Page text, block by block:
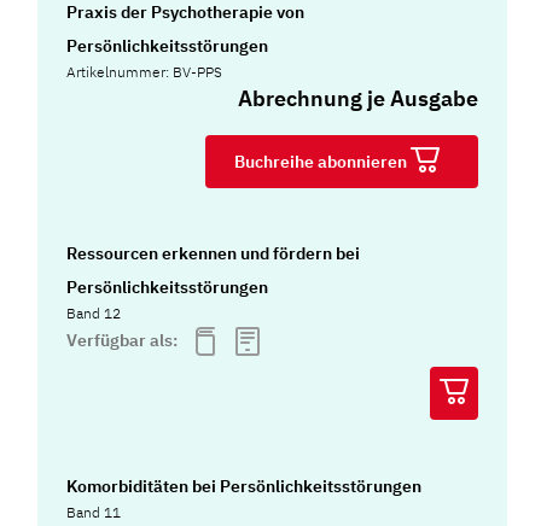
Praxis der Psychotherapie von
Persönlichkeitsstörungen
Artikelnummer: BV-PPS
Abrechnung je Ausgabe
Buchreihe abonnieren
Ressourcen erkennen und fördern bei
Persönlichkeitsstörungen
Band 12
Verfügbar als:
Komorbiditäten bei Persönlichkeitsstörungen
Band 11